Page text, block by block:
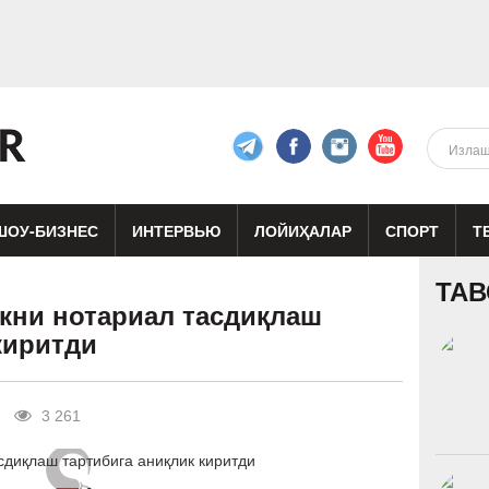
БИЗНЕС ИНТЕРВЬЮ ЛОЙИҲАЛАР СПОРТ
нотариал тасдиқлаш
3 261